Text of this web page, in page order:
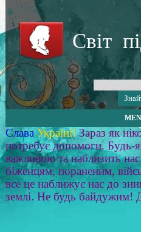
Світ
Слава Україні! Зараз як
потребує допомоги. Будь-
важливою та наблизить
біженцям, пораненим,
все це наближує нас до
землі. Не будь байдужим!